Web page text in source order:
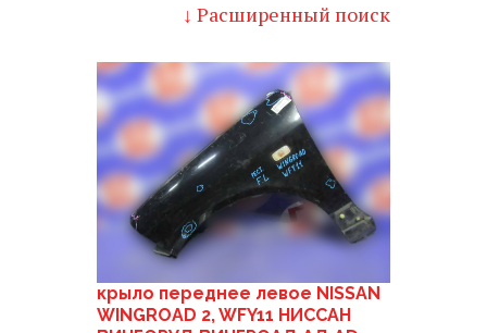
↓ Расширенный поиск
крыло переднее левое NISSAN
WINGROAD 2, WFY11 НИССАН